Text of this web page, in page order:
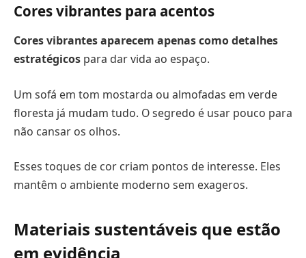
Cores vibrantes para acentos
Cores vibrantes aparecem apenas como detalhes
estratégicos para dar vida ao espaço.
Um sofá em tom mostarda ou almofadas em verde
floresta já mudam tudo. O segredo é usar pouco para
não cansar os olhos.
Esses toques de cor criam pontos de interesse. Eles
mantêm o ambiente moderno sem exageros.
Materiais sustentáveis que estão
em evidência